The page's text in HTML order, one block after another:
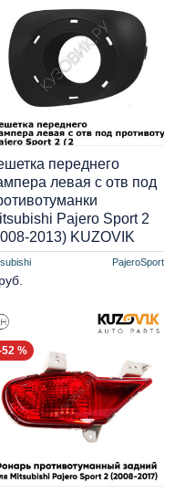
PajeroSport
переднего
левая с отв под
Pajero Sport 2
2013) KUZOVIK
52 %